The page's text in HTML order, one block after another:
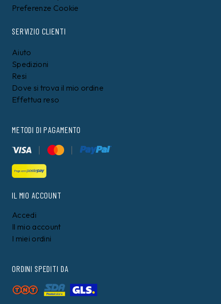
Preferenze Cookie
SERVIZIO CLIENTI
Aiuto
Spedizioni
Resi
Dove si trova il mio ordine
Effettua reso
METODI DI PAGAMENTO
IL MIO ACCOUNT
Accedi
Il mio account
I miei ordini
ORDINI SPEDITI DA